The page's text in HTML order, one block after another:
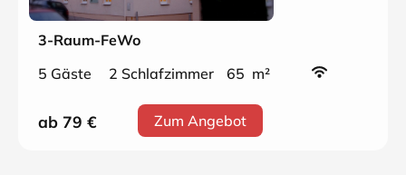
3-Raum-FeWo
5 Gäste
2 Schlafzimmer 65 m²
ab 79 € Zum Angebot